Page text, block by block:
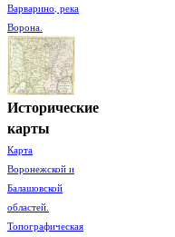
Варварино, река
Ворона.
Исторические
карты
Карта
Воронежской и
Балашовской
областей.
Топографическая